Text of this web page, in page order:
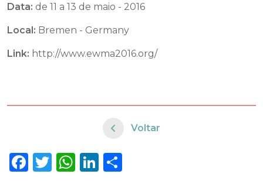
Data: de 11 a 13 de maio - 2016
Local: Bremen - Germany
Link: http://www.ewma2016.org/
Voltar
Facebook
Twitter
WhatsApp
LinkedIn